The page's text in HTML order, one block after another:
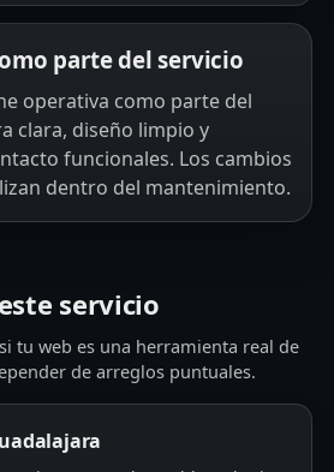
parte del servicio
operativa como parte del
clara, diseño limpio y
funcionales. Los cambios
dentro del mantenimiento.
servicio
tu web es una herramienta real de
de arreglos puntuales.